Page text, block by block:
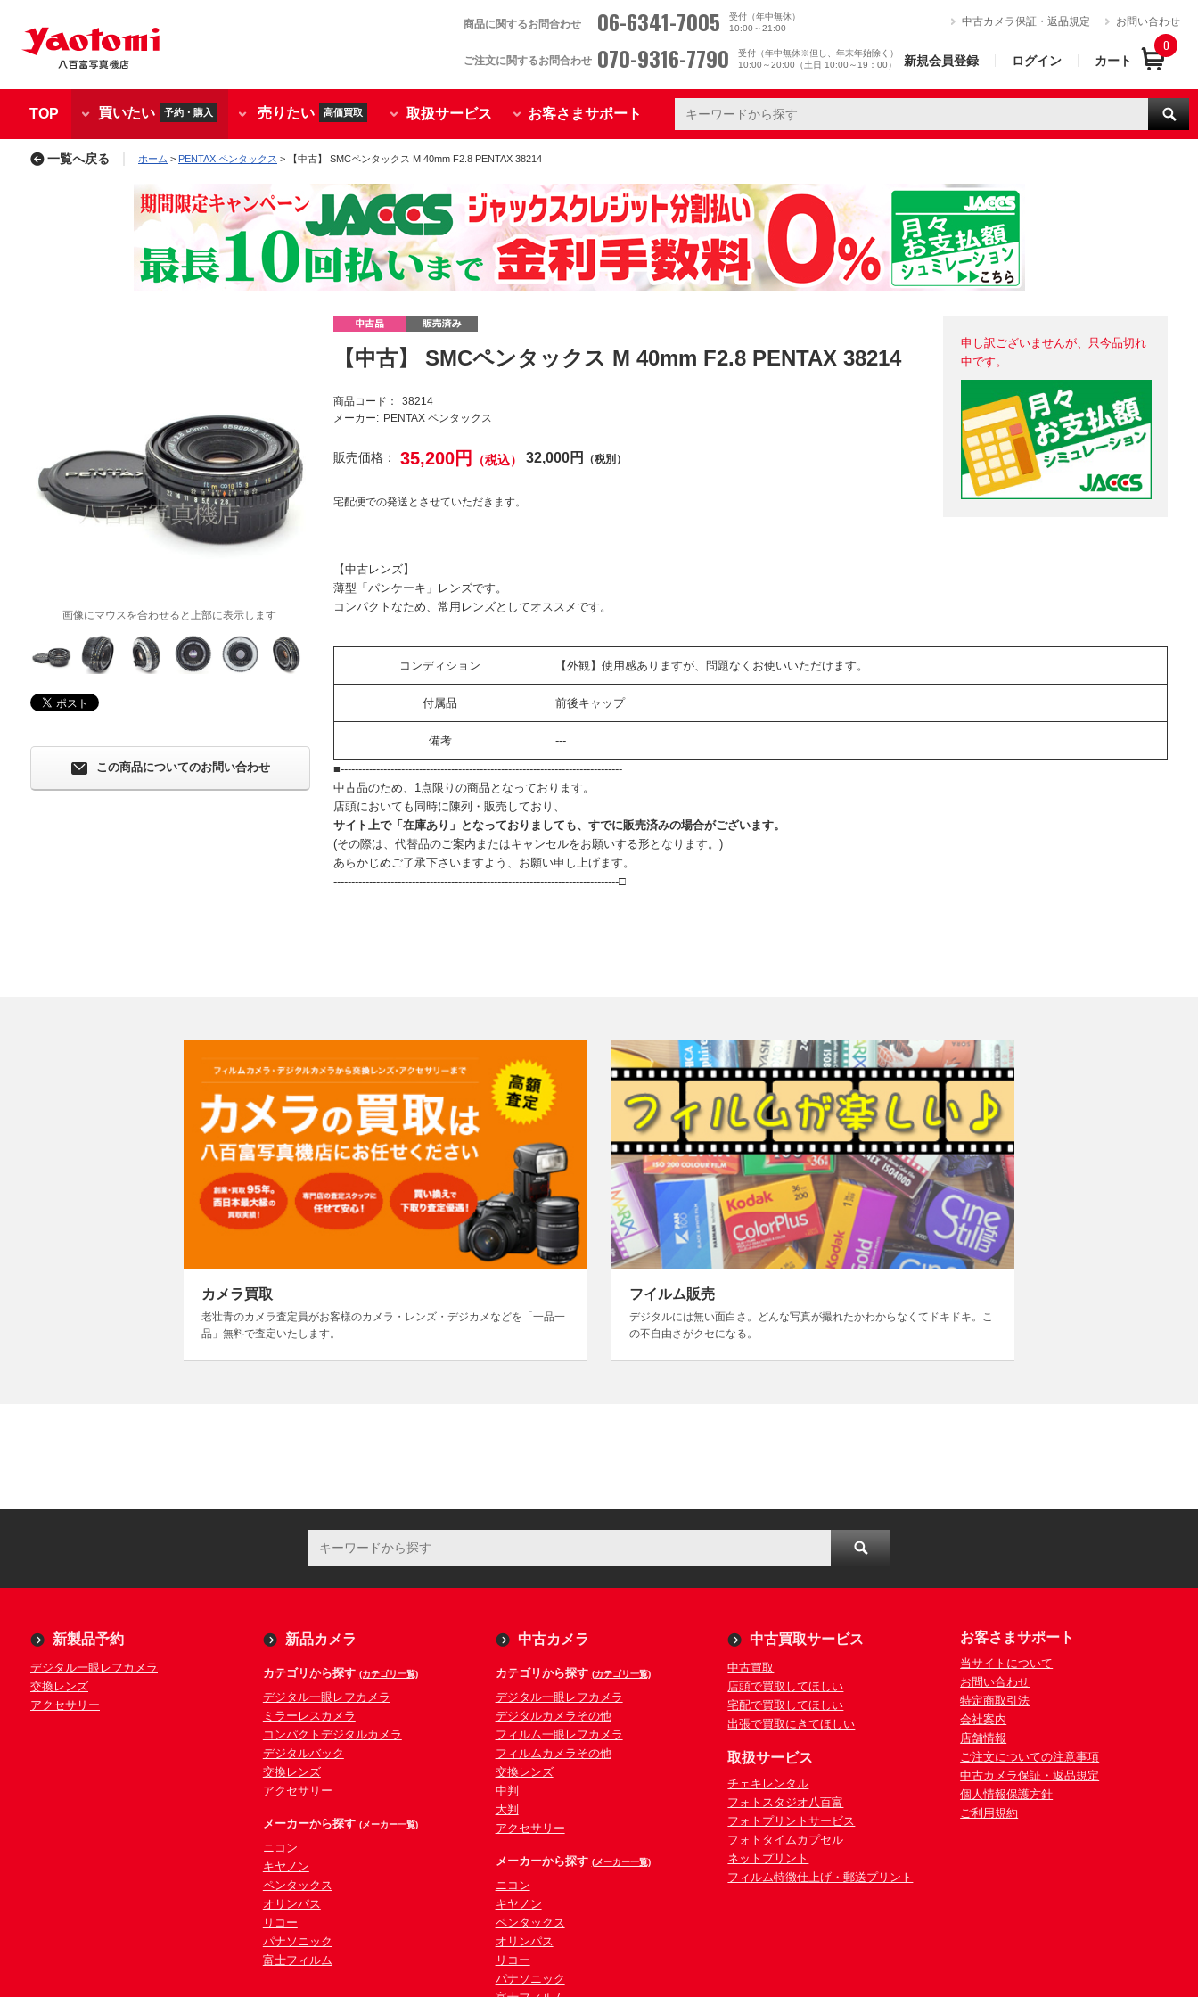
商品に関するお問合わせ 06-6341-7005
受付（年中無休）
10:00～21:00
ご注文に関するお問合わせ 070-9316-7790
受付（年中無休※但し、年末年始除く）
10:00～20:00（土日 10:00～19：00）
中古カメラ保証・返品規定 お問い合わせ
新規会員登録 ログイン カート
0
TOP 買いたい 予約・購入 売りたい 高価買取 取扱サービス お客さまサポート
一覧へ戻る ホーム > PENTAX ペンタックス > 【中古】 SMCペンタックス M 40mm F2.8 PENTAX 38214
【中古】 SMCペンタックス M 40mm F2.8 PENTAX 38214
商品コード：
38214
メーカー: PENTAX ペンタックス
販売価格： 35,200円 （税込） 32,000円 （税別）
宅配便での発送とさせていただきます。
申し訳ございませんが、只今品切れ
中です。
【中古レンズ】
薄型「パンケーキ」レンズです。
コンパクトなため、常用レンズとしてオススメです。
コンディション 【外観】使用感ありますが、問題なくお使いいただけます。
付属品 前後キャップ
備考 ---
■-------------------------------------------------------------------------------
中古品のため、1点限りの商品となっております。
店頭においても同時に陳列・販売しており、
サイト上で「在庫あり」となっておりましても、すでに販売済みの場合がございます。
(その際は、代替品のご案内またはキャンセルをお願いする形となります。)
あらかじめご了承下さいますよう、お願い申し上げます。
--------------------------------------------------------------------------------□
画像にマウスを合わせると上部に表示します
この商品についてのお問い合わせ
カメラ買取
老壮青のカメラ査定員がお客様のカメラ・レンズ・デジカメなどを「一品一
品」無料で査定いたします。
フイルム販売
デジタルには無い面白さ。どんな写真が撮れたかわからなくてドキドキ。こ
の不自由さがクセになる。
新製品予約
デジタル一眼レフカメラ
交換レンズ
アクセサリー
新品カメラ
カテゴリから探す (カテゴリ一覧)
デジタル一眼レフカメラ
ミラーレスカメラ
コンパクトデジタルカメラ
デジタルバック
交換レンズ
アクセサリー
メーカーから探す (メーカー一覧)
ニコン
キヤノン
ペンタックス
オリンパス
リコー
パナソニック
富士フィルム
中古カメラ
カテゴリから探す (カテゴリ一覧)
デジタル一眼レフカメラ
デジタルカメラその他
フィルム一眼レフカメラ
フィルムカメラその他
交換レンズ
中判
大判
アクセサリー
メーカーから探す (メーカー一覧)
ニコン
キヤノン
ペンタックス
オリンパス
リコー
パナソニック
中古買取サービス
中古買取
店頭で買取してほしい
宅配で買取してほしい
出張で買取にきてほしい
取扱サービス
チェキレンタル
フォトスタジオ八百富
フォトプリントサービス
フォトタイムカプセル
ネットプリント
フィルム特徴仕上げ・郵送プリント
お客さまサポート
当サイトについて
お問い合わせ
特定商取引法
会社案内
店舗情報
ご注文についての注意事項
中古カメラ保証・返品規定
個人情報保護方針
ご利用規約